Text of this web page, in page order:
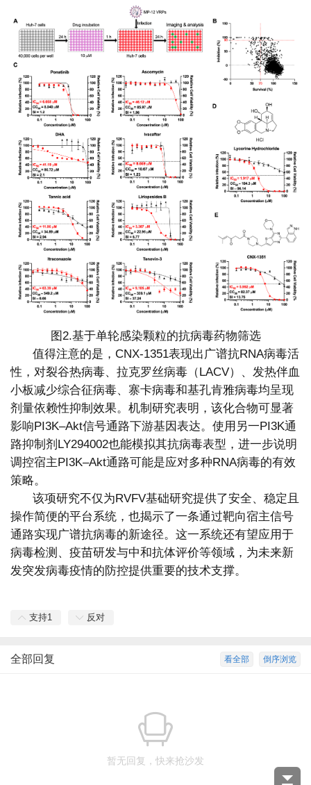
图2.基于单轮感染颗粒的抗病毒药物筛选
值得注意的是，CNX-1351表现出广谱抗RNA病毒活
性，对裂谷热病毒、拉克罗丝病毒（LACV）、发热伴血
小板减少综合征病毒、寨卡病毒和基孔肯雅病毒均呈现
剂量依赖性抑制效果。机制研究表明，该化合物可显著
影响PI3K–Akt信号通路下游基因表达。使用另一PI3K通
路抑制剂LY294002也能模拟其抗病毒表型，进一步说明
调控宿主PI3K–Akt通路可能是应对多种RNA病毒的有效
策略。
该项研究不仅为RVFV基础研究提供了安全、稳定且
操作简便的平台系统，也揭示了一条通过靶向宿主信号
通路实现广谱抗病毒的新途径。这一系统还有望应用于
病毒检测、疫苗研发与中和抗体评价等领域，为未来新
发突发病毒疫情的防控提供重要的技术支撑。
支持1 反对
倒序浏览
看全部
全部回复
暂无回复，快来抢沙发